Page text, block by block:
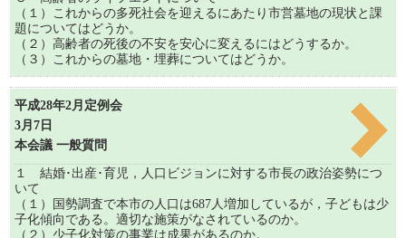
（１）これからの多死社会を迎えるにあたり市営墓地の現状と課
題についてはどうか。
（２）高齢者の死後の不安を安心に変えるにはどうするか。
（３）これからの墓地・埋葬についてはどうか。
平成28年2月定例会
3月7日
本会議 一般質問
１ 結婚･出産･育児，人口ビジョンに対する市長の政治姿勢につ
いて
（１）国勢調査で本市の人口は687人増加しているが，子どもは少
子化傾向である。適切な施策がなされているのか。
（２）少子化対策の事業は成果があるのか。